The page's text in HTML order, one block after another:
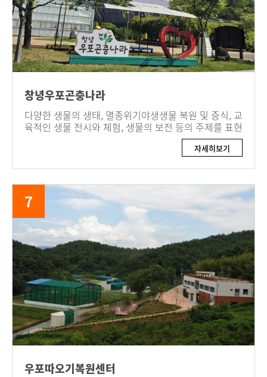
창녕우포곤충나라
다양한 생물의 생태, 멸종위기야생생물 복원 및 증식, 교
육적인 생물 전시와 체험, 생물의 보전 등의 주제를 표현
자세히보기
7
우포따오기복원센터